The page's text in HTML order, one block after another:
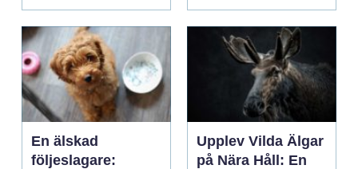
En älskad
följeslagare:
Upplev Vilda Älgar
på Nära Håll: En